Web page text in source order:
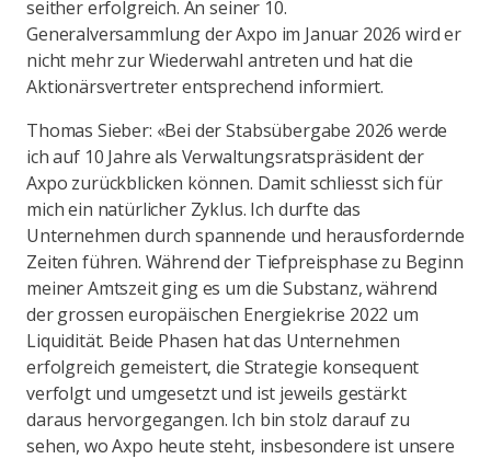
seither erfolgreich. An seiner 10.
Generalversammlung der Axpo im Januar 2026 wird er
nicht mehr zur Wiederwahl antreten und hat die
Aktionärsvertreter entsprechend informiert.
Thomas Sieber: «Bei der Stabsübergabe 2026 werde
ich auf 10 Jahre als Verwaltungsratspräsident der
Axpo zurückblicken können. Damit schliesst sich für
mich ein natürlicher Zyklus. Ich durfte das
Unternehmen durch spannende und herausfordernde
Zeiten führen. Während der Tiefpreisphase zu Beginn
meiner Amtszeit ging es um die Substanz, während
der grossen europäischen Energiekrise 2022 um
Liquidität. Beide Phasen hat das Unternehmen
erfolgreich gemeistert, die Strategie konsequent
verfolgt und umgesetzt und ist jeweils gestärkt
daraus hervorgegangen. Ich bin stolz darauf zu
sehen, wo Axpo heute steht, insbesondere ist unsere